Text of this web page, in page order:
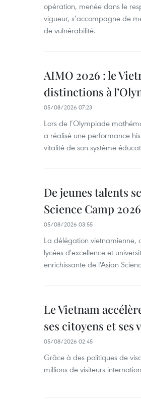
opération, menée dans le
vigueur, s’accompagne de
de vulnérabilité.
AIMO 2026 : le
distinctions à
05/08/2026 07:23
Lors de l’Olympiade
a réalisé une performance
vitalité de son système
De jeunes talents
Science Camp 2026
05/08/2026 03:55
La délégation vietnamienne,
lycées d'excellence et
enrichissante de l'Asian
Le Vietnam
ses citoyens et ses
05/08/2026 02:45
Grâce à des politiques de
millions de visiteurs